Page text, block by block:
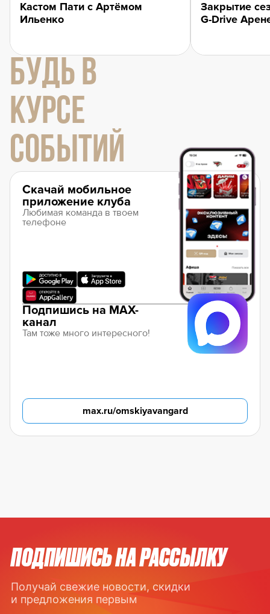
Кастом Пати с Артёмом
Ильенко
Закрытие
G-Drive
БУДЬ В
КУРСЕ
СОБЫТИЙ
Скачай мобильное
приложение клуба
Любимая команда в твоем
телефоне
Подпишись на MAX-
канал
Там тоже много интересного!
max.ru/omskiyavangard
ПОДПИШИСЬ НА РАССЫЛКУ
Получай свежие новости, скидки
и предложения первым